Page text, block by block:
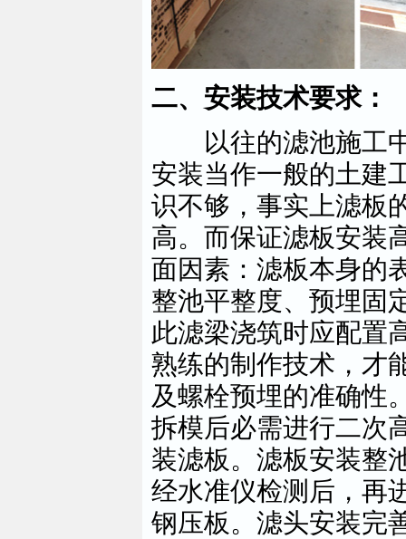
二、安装技术要求：
以往的滤池施工中
安装当作一般的土建
识不够，事实上滤板
高。而保证滤板安装
面因素：滤板本身的
整池平整度、预埋固
此滤梁浇筑时应配置
熟练的制作技术，才
及螺栓预埋的准确性
拆模后必需进行二次
装滤板。滤板安装整
经水准仪检测后，再
钢压板。滤头安装完